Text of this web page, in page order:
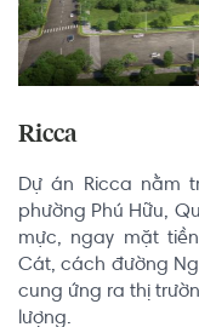
Ricca
Dự án Ricca nằm
phường Phú Hữu,
mực, ngay mặt
Cát, cách đường
cung ứng ra thị
lượng.